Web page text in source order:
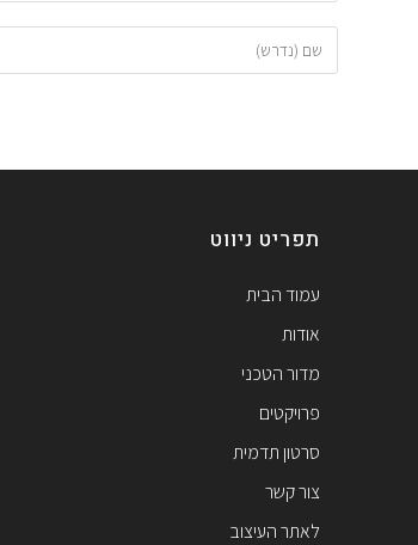
תפריט ניווט
עמוד הבית
אודות
מדור הטכני
פרויקטים
סרטון תדמית
צור קשר
לאתר העיצוב